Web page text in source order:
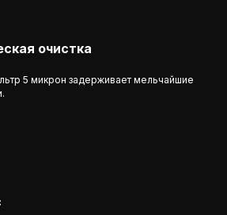
очистка
5 микрон задерживает мельчайшие